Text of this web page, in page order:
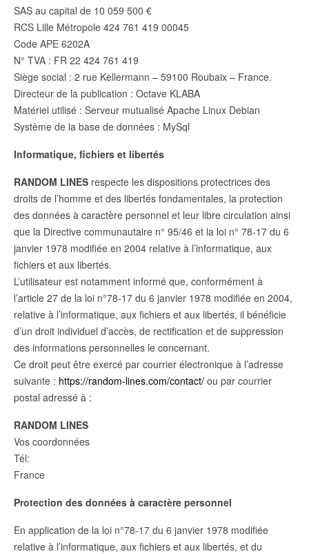
SAS au capital de 10 059 500 €
RCS Lille Métropole 424 761 419 00045
Code APE 6202A
N° TVA : FR 22 424 761 419
Siège social : 2 rue Kellermann – 59100 Roubaix – France.
Directeur de la publication : Octave KLABA
Matériel utilisé : Serveur mutualisé Apache Linux Debian
Système de la base de données : MySql
Informatique, fichiers et libertés
RANDOM LINES respecte les dispositions protectrices des
droits de l’homme et des libertés fondamentales, la protection
des données à caractère personnel et leur libre circulation ainsi
que la Directive communautaire n° 95/46 et la loi n° 78-17 du 6
janvier 1978 modifiée en 2004 relative à l’informatique, aux
fichiers et aux libertés.
L’utilisateur est notamment informé que, conformément à
l’article 27 de la loi n°78-17 du 6 janvier 1978 modifiée en 2004,
relative à l’informatique, aux fichiers et aux libertés, il bénéficie
d’un droit individuel d’accès, de rectification et de suppression
des informations personnelles le concernant.
Ce droit peut être exercé par courrier électronique à l’adresse
suivante : https://random-lines.com/contact/ ou par courrier
postal adressé à :
RANDOM LINES
Vos coordonnées
Tél:
France
Protection des données à caractère personnel
En application de la loi n°78-17 du 6 janvier 1978 modifiée
relative à l’informatique, aux fichiers et aux libertés, et du